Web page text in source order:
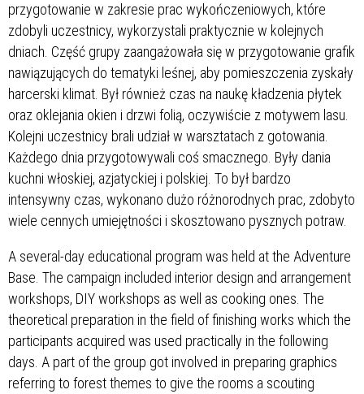
przygotowanie w zakresie prac wykończeniowych, które
zdobyli uczestnicy, wykorzystali praktycznie w kolejnych
dniach. Część grupy zaangażowała się w przygotowanie grafik
nawiązujących do tematyki leśnej, aby pomieszczenia zyskały
harcerski klimat. Był również czas na naukę kładzenia płytek
oraz oklejania okien i drzwi folią, oczywiście z motywem lasu.
Kolejni uczestnicy brali udział w warsztatach z gotowania.
Każdego dnia przygotowywali coś smacznego. Były dania
kuchni włoskiej, azjatyckiej i polskiej. To był bardzo
intensywny czas, wykonano dużo różnorodnych prac, zdobyto
wiele cennych umiejętności i skosztowano pysznych potraw.
A several-day educational program was held at the Adventure
Base. The campaign included interior design and arrangement
workshops, DIY workshops as well as cooking ones. The
theoretical preparation in the field of finishing works which the
participants acquired was used practically in the following
days. A part of the group got involved in preparing graphics
referring to forest themes to give the rooms a scouting